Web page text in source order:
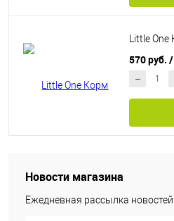
Little One
570 руб.
Новости магазина
Ежедневная рассылка новостей